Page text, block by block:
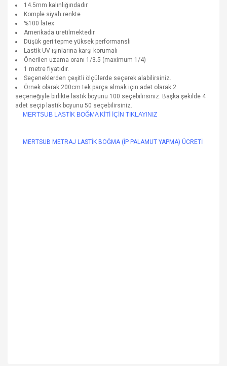
14.5mm kalınlığındadır
Komple siyah renkte
%100 latex
Amerikada üretilmektedir
Düşük geri tepme yüksek performanslı
Lastik UV ışınlarına karşı korumalı
Önerilen uzama oranı 1/3.5 (maximum 1/4)
1 metre fiyatıdır.
Seçeneklerden çeşitli ölçülerde seçerek alabilirsiniz.
Örnek olarak 200cm tek parça almak için adet olarak 2
seçeneğiyle birlikte lastik boyunu 100 seçebilirsiniz. Başka şekilde 4
adet seçip lastik boyunu 50 seçebilirsiniz.
MERTSUB LASTİK BOĞMA KİTİ İÇİN TIKLAYINIZ
MERTSUB METRAJ LASTİK BOĞMA (İP PALAMUT YAPMA) ÜCRETİ